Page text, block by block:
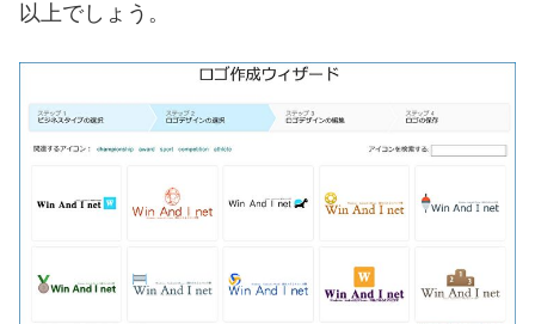
以上でしょう。